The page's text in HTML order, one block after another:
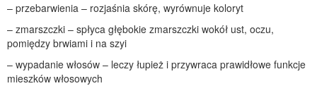
– przebarwienia – rozjaśnia skórę, wyrównuje koloryt
– zmarszczki – spłyca głębokie zmarszczki wokół ust, oczu,
pomiędzy brwiami i na szyi
– wypadanie włosów – leczy łupież i przywraca prawidłowe funkcje
mieszków włosowych